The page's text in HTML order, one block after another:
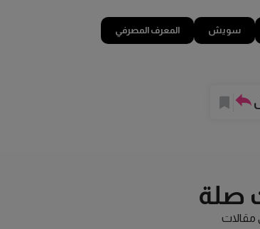
سويش المعرف المصرفي
صلة
مقالات